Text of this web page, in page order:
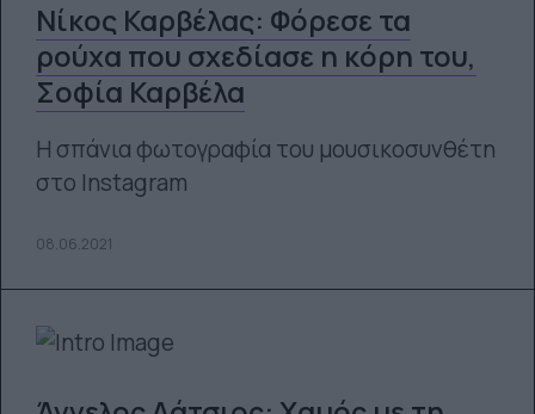
Νίκος Καρβέλας: Φόρεσε τα
ρούχα που σχεδίασε η κόρη του,
Σοφία Καρβέλα
Η σπάνια φωτογραφία του μουσικοσυνθέτη
στο Instagram
08.06.2021